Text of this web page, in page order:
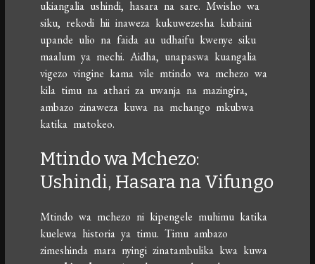
ukiangalia ushindi, hasara na sare. Mwisho wa
siku, rekodi hii inaweza kukuwezesha kubaini
upande ulio na faida au udhaifu kwenye siku
maalum ya mechi. Aidha, unapaswa kuangalia
vigezo vingine kama vile mtindo wa mchezo wa
kila timu na athari za uwanja na mazingira,
ambazo zinaweza kuwa na mchango mkubwa
katika matokeo.
Mtindo wa Mchezo:
Ushindi, Hasara na Vifungo
Mtindo wa mchezo ni kipengele muhimu katika
kuelewa historia ya timu. Timu ambazo
zimeshinda mara nyingi zinatambulika kwa kuwa